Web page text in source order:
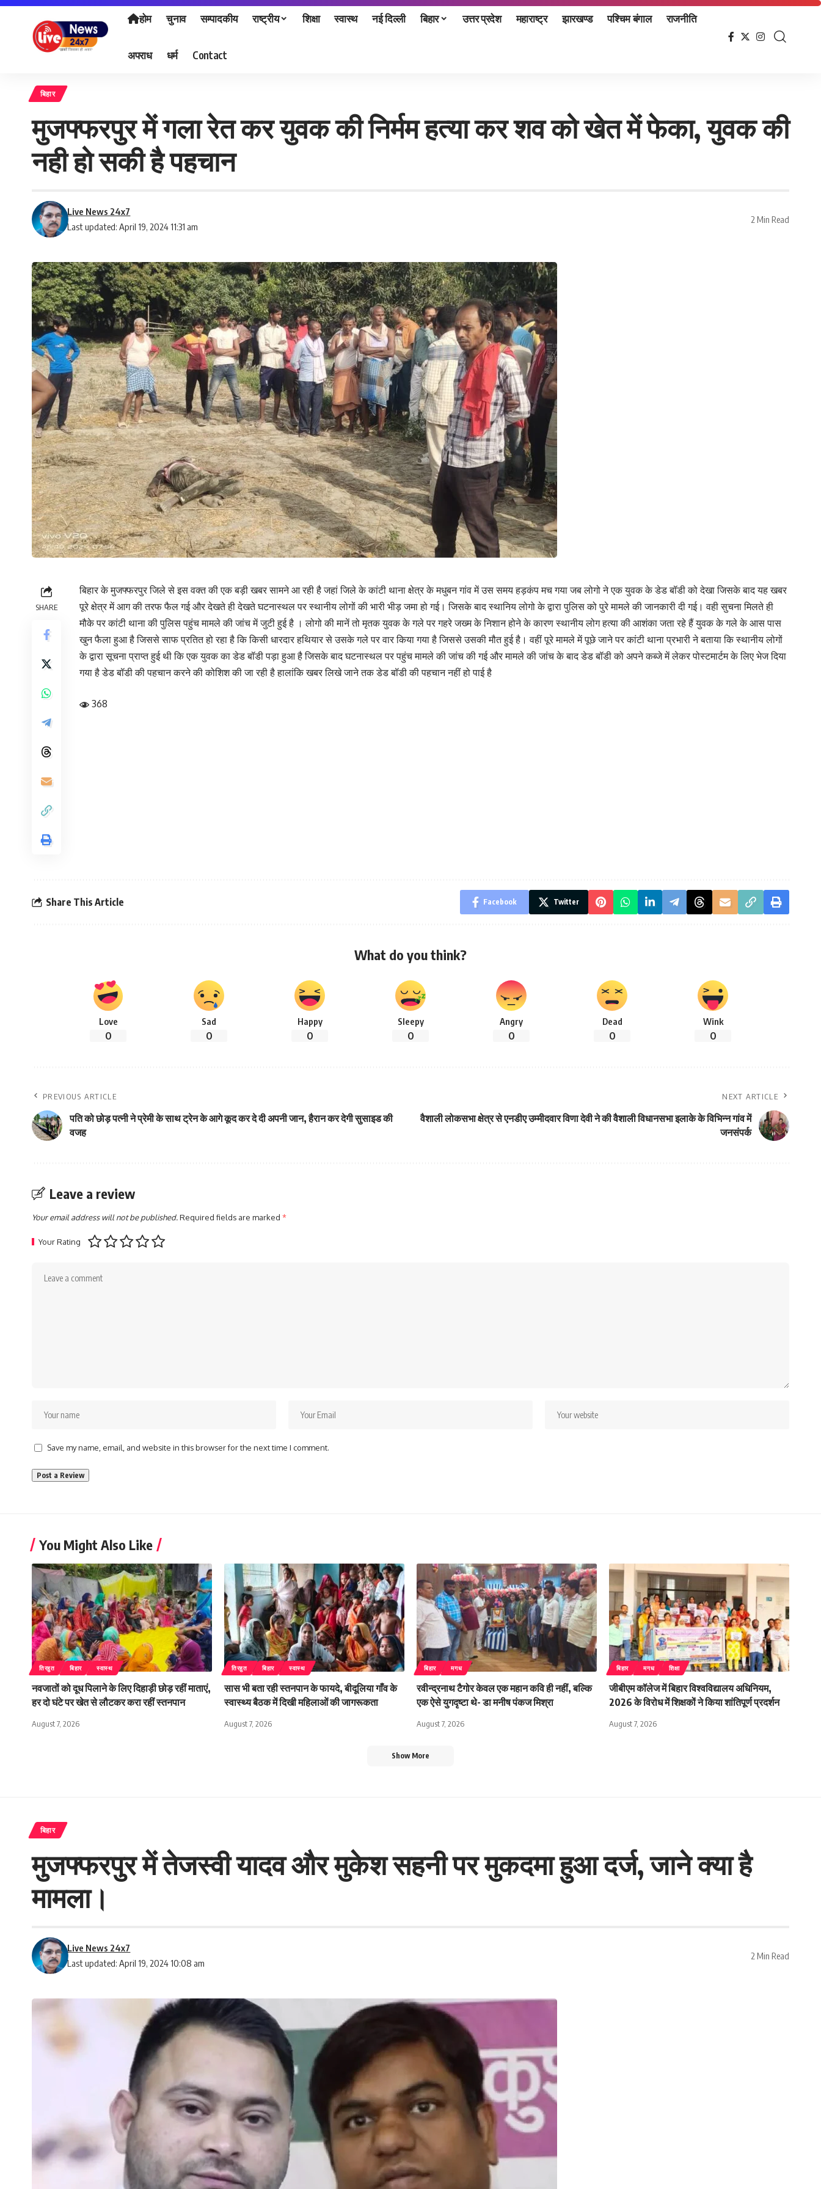
होम चुनाव सम्पादकीय राष्ट्रीय शिक्षा स्वास्थ नई दिल्ली बिहार उत्तर प्रदेश महाराष्ट्र झारखण्ड पश्चिम बंगाल राजनीति
अपराध धर्म Contact
बिहार
मुजफ्फरपुर में गला रेत कर युवक की निर्मम हत्या कर शव को खेत में फेका, युवक की
नही हो सकी है पहचान
Last updated: April 19, 2024 11:31 am
Live News 24x7
2 Min Read
SHARE
बिहार के मुजफ्फरपुर जिले से इस वक्त की एक बड़ी खबर सामने आ रही है जहां जिले के कांटी थाना क्षेत्र के मधुबन गांव में उस समय हड़कंप मच गया जब लोगो ने एक युवक के डेड बॉडी को देखा जिसके बाद यह खबर
पूरे क्षेत्र में आग की तरफ फैल गई और देखते ही देखते घटनास्थल पर स्थानीय लोगों की भारी भीड़ जमा हो गई। जिसके बाद स्थानिय लोगो के द्वारा पुलिस को पुरे मामले की जानकारी दी गई। वही सुचना मिलते ही
मौके पर कांटी थाना की पुलिस पहुंच मामले की जांच में जुटी हुई है । लोगो की मानें तो मृतक युवक के गले पर गहरे जख्म के निशान होने के कारण स्थानीय लोग हत्या की आशंका जता रहे हैं युवक के गले के आस पास
खुन फैला हुआ है जिससे साफ प्रतित हो रहा है कि किसी धारदार हथियार से उसके गले पर वार किया गया है जिससे उसकी मौत हुई है। वहीं पूरे मामले में पूछे जाने पर कांटी थाना प्रभारी ने बताया कि स्थानीय लोगों
के द्वारा सूचना प्राप्त हुई थी कि एक युवक का डेड बॉडी पड़ा हुआ है जिसके बाद घटनास्थल पर पहुंच मामले की जांच की गई और मामले की जांच के बाद डेड बॉडी को अपने कब्जे में लेकर पोस्टमार्टम के लिए भेज दिया
गया है डेड बॉडी की पहचान करने की कोशिश की जा रही है हालांकि खबर लिखे जाने तक डेड बॉडी की पहचान नहीं हो पाई है
368
Share This Article Facebook Twitter
What do you think?
Love
0
Sad
0
Happy
0
Sleepy
0
Angry
0
Dead
0
Wink
0
PREVIOUS ARTICLE
पति को छोड़ पत्नी ने प्रेमी के साथ ट्रेन के आगे कूद कर दे दी अपनी जान, हैरान कर देगी सुसाइड की
वजह
NEXT ARTICLE
वैशाली लोकसभा क्षेत्र से एनडीए उम्मीदवार विणा देवी ने की वैशाली विधानसभा इलाके के विभिन्न गांव में
जनसंपर्क
Leave a review
Your email address will not be published.Required fields are marked *
Your Rating
Save my name, email, and website in this browser for the next time I comment.
You Might Also Like
तिरहुत बिहार स्वास्थ
नवजातों को दूध पिलाने के लिए दिहाड़ी छोड़ रहीं माताएं,
हर दो घंटे पर खेत से लौटकर करा रहीं स्तनपान
August 7, 2026
तिरहुत बिहार स्वास्थ
सास भी बता रही स्तनपान के फायदे, बीदूलिया गाँव के
स्वास्थ्य बैठक में दिखी महिलाओं की जागरूकता
August 7, 2026
बिहार मगध
रवीन्द्रनाथ टैगोर केवल एक महान कवि ही नहीं, बल्कि
एक ऐसे युगदृष्टा थे- डा मनीष पंकज मिश्रा
August 7, 2026
बिहार मगध शिक्षा
जीबीएम कॉलेज में बिहार विश्वविद्यालय अधिनियम,
2026 के विरोध में शिक्षकों ने किया शांतिपूर्ण प्रदर्शन
August 7, 2026
Show More
बिहार
मुजफ्फरपुर में तेजस्वी यादव और मुकेश सहनी पर मुकदमा हुआ दर्ज, जाने क्या है
मामला।
Last updated: April 19, 2024 10:08 am
Live News 24x7
2 Min Read